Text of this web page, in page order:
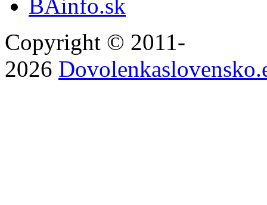
BAinfo.sk
Copyright © 2011-
2026